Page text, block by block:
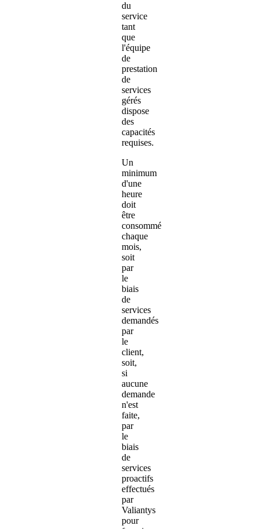
du
service
tant
que
l'équipe
de
prestation
de
services
gérés
dispose
des
capacités
requises.
Un
minimum
d'une
heure
doit
être
consommé
chaque
mois,
soit
par
le
biais
de
services
demandés
par
le
client,
soit,
si
aucune
demande
n'est
faite,
par
le
biais
de
services
proactifs
effectués
par
Valiantys
pour